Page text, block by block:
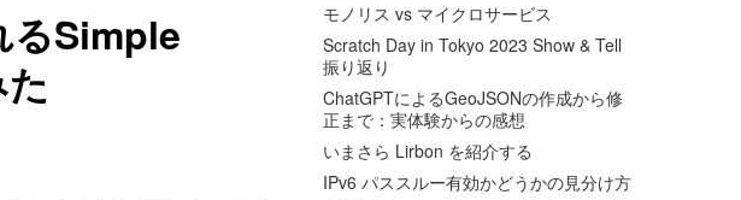
るSimple
モノリス vs マイクロサービス
Scratch Day in Tokyo 2023 Show & Tell
振り返り
ChatGPTによるGeoJSONの作成から修
正まで：実体験からの感想
いまさら Lirbon を紹介する
IPv6 パススルー有効かどうかの見分け方